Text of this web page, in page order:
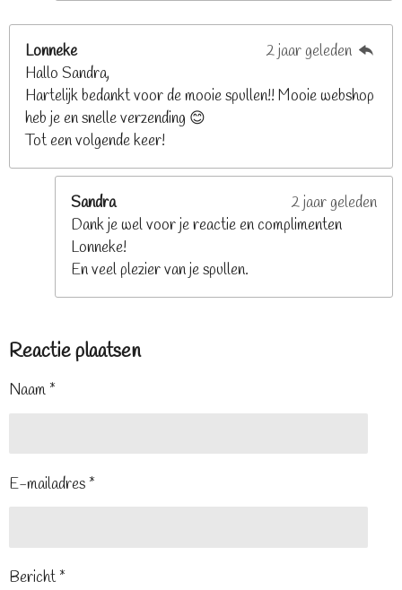
Lonneke
2 jaar geleden
Hallo Sandra,
Hartelijk bedankt voor de mooie spullen!! Mooie webshop
heb je en snelle verzending 😊
Tot een volgende keer!
Sandra
2 jaar geleden
Dank je wel voor je reactie en complimenten
Lonneke!
En veel plezier van je spullen.
Reactie plaatsen
Naam *
E-mailadres *
Bericht *